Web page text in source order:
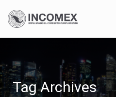
Tag Archives